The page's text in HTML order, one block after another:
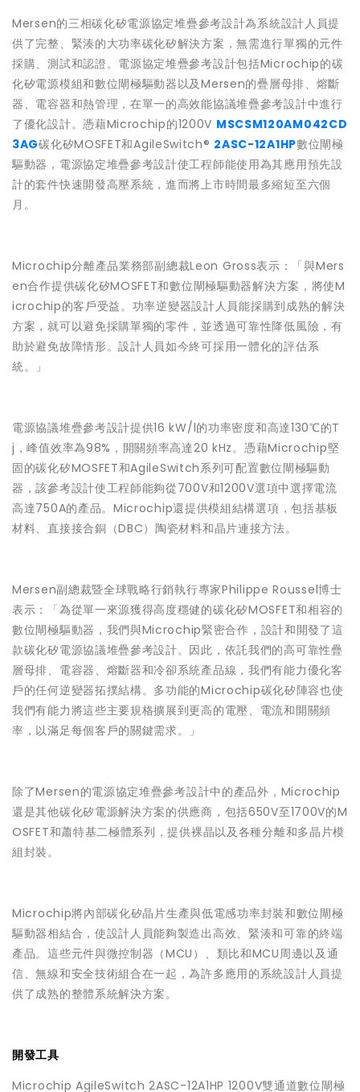
Mersen的三相碳化矽電源協定堆疊參考設計為系統設計人員提
供了完整、緊湊的大功率碳化矽解決方案，無需進行單獨的元件
採購、測試和認證。電源協定堆疊參考設計包括Microchip的碳
化矽電源模組和數位閘極驅動器以及Mersen的疊層母排、熔斷
器、電容器和熱管理，在單一的高效能協議堆疊參考設計中進行
了優化設計。憑藉Microchip的1200V MSCSM120AM042CD
3AG碳化矽MOSFET和AgileSwitch® 2ASC-12A1HP數位閘極
驅動器，電源協定堆疊參考設計使工程師能使用為其應用預先設
計的套件快速開發高壓系統，進而將上市時間最多縮短至六個
月。
Microchip分離產品業務部副總裁Leon Gross表示：「與Mers
en合作提供碳化矽MOSFET和數位閘極驅動器解決方案，將使M
icrochip的客戶受益。功率逆變器設計人員能採購到成熟的解決
方案，就可以避免採購單獨的零件，並透過可靠性降低風險，有
助於避免故障情形。設計人員如今終可採用一體化的評估系
統。」
電源協議堆疊參考設計提供16 kW/l的功率密度和高達130℃的T
j，峰值效率為98%，開關頻率高達20 kHz。憑藉Microchip堅
固的碳化矽MOSFET和AgileSwitch系列可配置數位閘極驅動
器，該參考設計使工程師能夠從700V和1200V選項中選擇電流
高達750A的產品。Microchip還提供模組結構選項，包括基板
材料、直接接合銅（DBC）陶瓷材料和晶片連接方法。
Mersen副總裁暨全球戰略行銷執行專家Philippe Roussel博士
表示：「為從單一來源獲得高度穩健的碳化矽MOSFET和相容的
數位閘極驅動器，我們與Microchip緊密合作，設計和開發了這
款碳化矽電源協議堆疊參考設計。因此，依託我們的高可靠性疊
層母排、電容器、熔斷器和冷卻系統產品線，我們有能力優化客
戶的任何逆變器拓撲結構。多功能的Microchip碳化矽陣容也使
我們有能力將這些主要規格擴展到更高的電壓、電流和開關頻
率，以滿足每個客戶的關鍵需求。」
除了Mersen的電源協定堆疊參考設計中的產品外，Microchip
還是其他碳化矽電源解決方案的供應商，包括650V至1700V的M
OSFET和蕭特基二極體系列，提供裸晶以及各種分離和多晶片模
組封裝。
Microchip將內部碳化矽晶片生產與低電感功率封裝和數位閘極
驅動器相結合，使設計人員能夠製造出高效、緊湊和可靠的終端
產品。這些元件與微控制器（MCU）、類比和MCU周邊以及通
信、無線和安全技術組合在一起，為許多應用的系統設計人員提
供了成熟的整體系統解決方案。
開發工具
Microchip AgileSwitch 2ASC-12A1HP 1200V雙通道數位閘極